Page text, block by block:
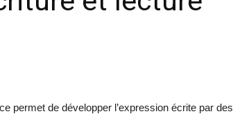
permet de développer l’expression écrite par des